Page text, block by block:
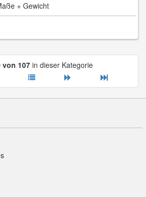
+ Gewicht
von 107 in dieser Kategorie